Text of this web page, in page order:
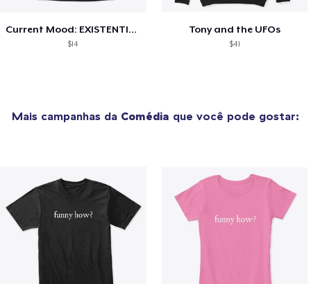
Current Mood: EXISTENTIAL CRISIS
$14
Tony and the UFOs
$41
Mais campanhas da Comédia que você pode gostar: